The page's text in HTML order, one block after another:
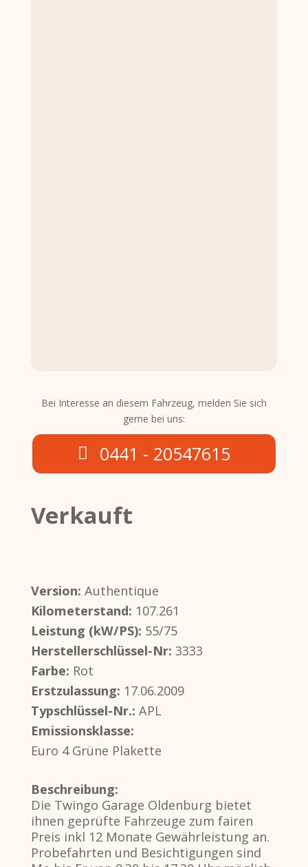
Verkauft
Version: Authentique
Kilometerstand: 107.261
Leistung (kW/PS): 55/75
Herstellerschlüssel-Nr: 3333
Farbe: Rot
Erstzulassung: 17.06.2009
Typschlüssel-Nr.: APL
Emissionsklasse:
Euro 4 Grüne Plakette
Beschreibung:
Die Twingo Garage Oldenburg bietet
ihnen geprüfte Fahrzeuge zum fairen
Preis inkl 12 Monate Gewährleistung an.
Probefahrten und Besichtigungen sind
Bei Interesse an diesem Fahrzeug, melden Sie sich
gerne bei uns:
0441 - 20547615